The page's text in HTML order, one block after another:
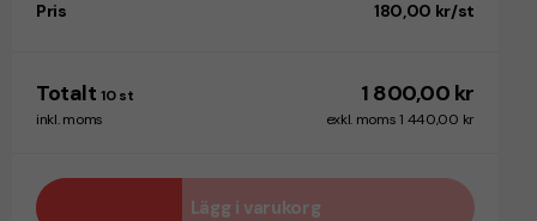
Pris
180,00 kr/st
Totalt 10 st 1 800,00 kr
inkl. moms exkl. moms 1 440,00 kr
Lägg i varukorg